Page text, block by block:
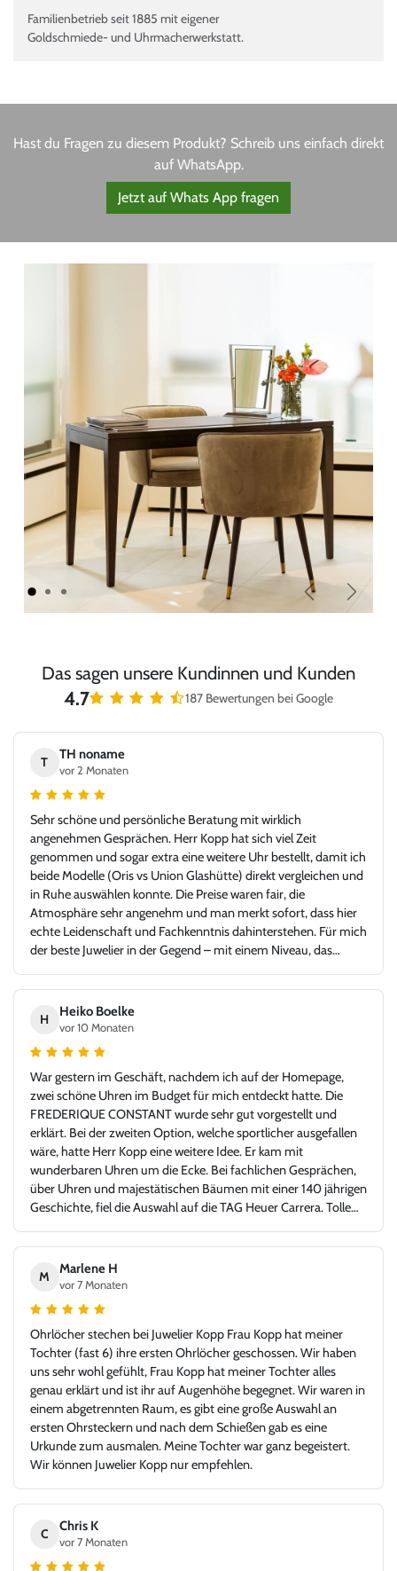
Familienbetrieb seit 1885 mit eigener
Goldschmiede- und Uhrmacherwerkstatt.
Hast du Fragen zu diesem Produkt? Schreib uns einfach direkt
auf WhatsApp.
Jetzt auf Whats App fragen
Zurück Weiter
Das sagen unsere Kundinnen und Kunden
4.7 187 Bewertungen bei Google
T
TH noname
vor 2 Monaten
Sehr schöne und persönliche Beratung mit wirklich
angenehmen Gesprächen. Herr Kopp hat sich viel Zeit
genommen und sogar extra eine weitere Uhr bestellt, damit ich
beide Modelle (Oris vs Union Glashütte) direkt vergleichen und
in Ruhe auswählen konnte. Die Preise waren fair, die
Atmosphäre sehr angenehm und man merkt sofort, dass hier
echte Leidenschaft und Fachkenntnis dahinterstehen. Für mich
der beste Juwelier in der Gegend – mit einem Niveau, das
sehr froh, Juwelier Kopp gefunden zu haben, und werde
definitiv wiederkommen. Klare Empfehlung!
H
Heiko Boelke
vor 10 Monaten
War gestern im Geschäft, nachdem ich auf der Homepage,
zwei schöne Uhren im Budget für mich entdeckt hatte. Die
FREDERIQUE CONSTANT wurde sehr gut vorgestellt und
erklärt. Bei der zweiten Option, welche sportlicher ausgefallen
wäre, hatte Herr Kopp eine weitere Idee. Er kam mit
wunderbaren Uhren um die Ecke. Bei fachlichen Gesprächen,
über Uhren und majestätischen Bäumen mit einer 140 jährigen
Geschichte, fiel die Auswahl auf die TAG Heuer Carrera. Tolle
M
Marlene H
vor 7 Monaten
Ohrlöcher stechen bei Juwelier Kopp Frau Kopp hat meiner
Tochter (fast 6) ihre ersten Ohrlöcher geschossen. Wir haben
uns sehr wohl gefühlt, Frau Kopp hat meiner Tochter alles
genau erklärt und ist ihr auf Augenhöhe begegnet. Wir waren in
einem abgetrennten Raum, es gibt eine große Auswahl an
ersten Ohrsteckern und nach dem Schießen gab es eine
Urkunde zum ausmalen. Meine Tochter war ganz begeistert.
Wir können Juwelier Kopp nur empfehlen.
C
Chris K
vor 7 Monaten